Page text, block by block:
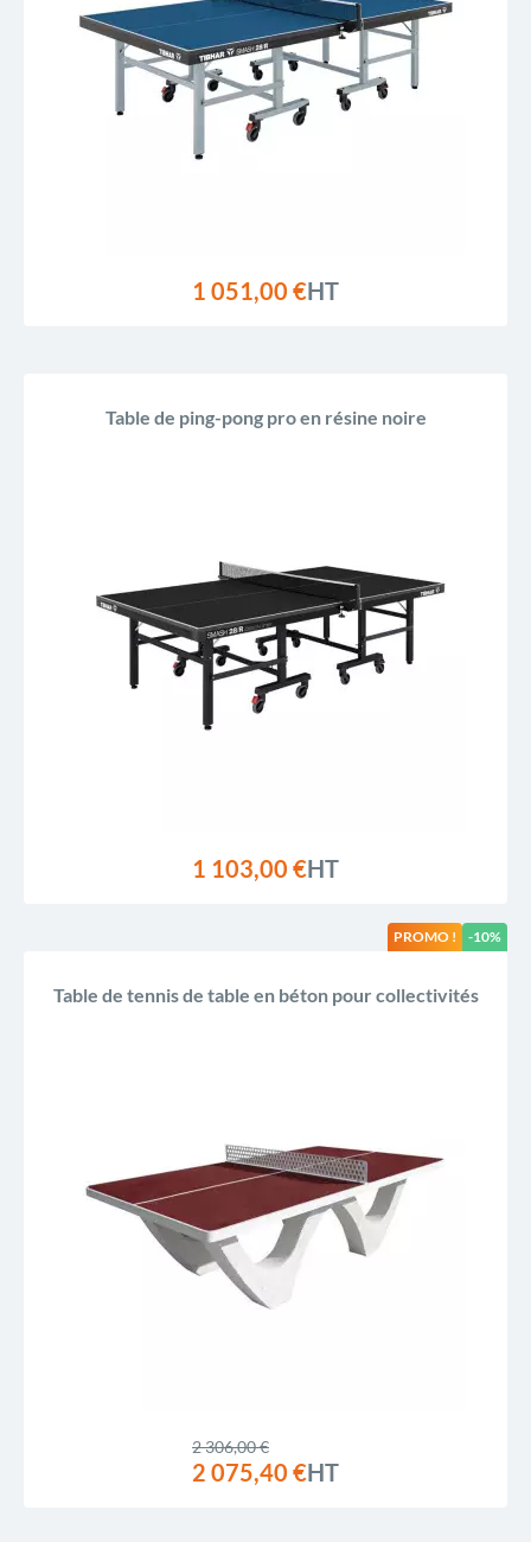
1 051,00 €HT
Table de ping-pong pro en résine noire
1 103,00 €HT
Table de tennis de table en béton pour collectivités
PROMO ! -10%
2 306,00 €
2 075,40 €HT